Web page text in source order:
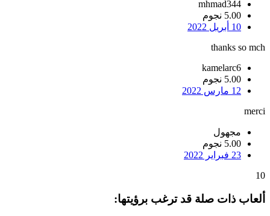
mhmad344
5.00 نجوم
10 أبريل 2022
thanks so mch
kamelarc6
5.00 نجوم
12 مارس 2022
merci
مجهول
5.00 نجوم
23 فبراير 2022
10
ألعاب ذات صلة قد ترغب برؤيتها: